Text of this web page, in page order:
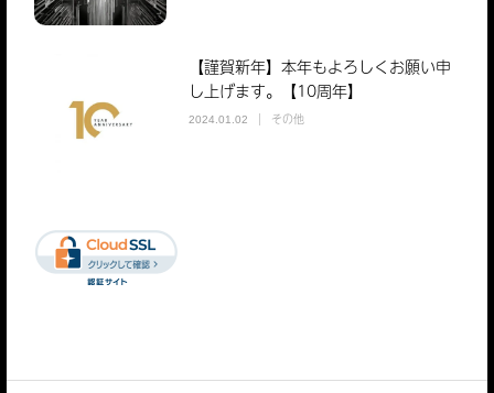
【謹賀新年】本年もよろしくお願い申
し上げます。【10周年】
2024.01.02 その他